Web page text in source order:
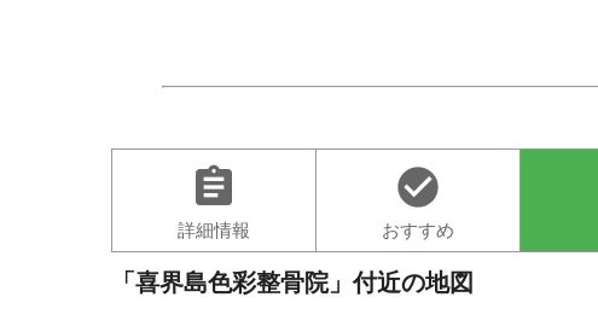
assignment
詳細情報
check_circle
おすすめ
「喜界島色彩整骨院」付近の地図